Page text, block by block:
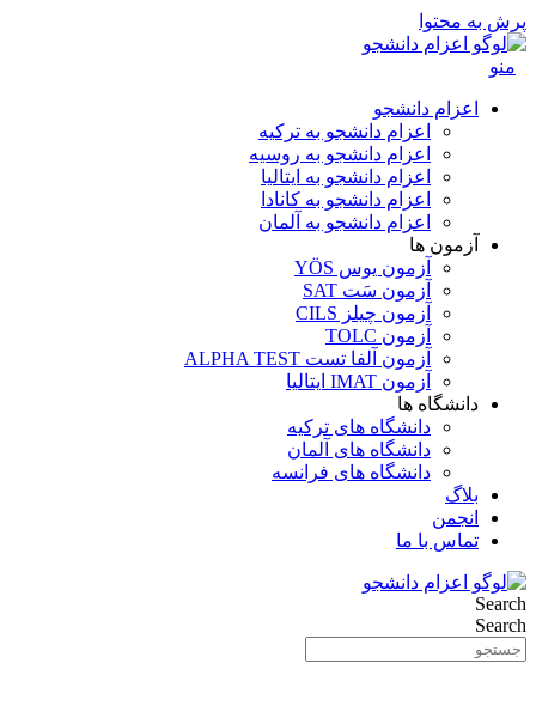
پرش به محتوا
منو
اعزام دانشجو
اعزام دانشجو به ترکیه
اعزام دانشجو به روسیه
اعزام دانشجو به ایتالیا
اعزام دانشجو به کانادا
اعزام دانشجو به آلمان
آزمون ها
آزمون یوس YÖS
آزمون سَت SAT
آزمون چیلز CILS‌
آزمون TOLC
آزمون آلفا تست ALPHA TEST
آزمون IMAT ایتالیا
دانشگاه ها
دانشگاه های ترکیه
دانشگاه های آلمان
دانشگاه های فرانسه
بلاگ
انجمن
تماس با ما
Search
Search